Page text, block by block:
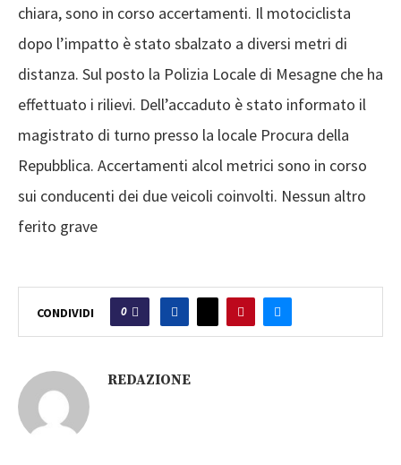
chiara, sono in corso accertamenti. Il motociclista
dopo l’impatto è stato sbalzato a diversi metri di
distanza. Sul posto la Polizia Locale di Mesagne che ha
effettuato i rilievi. Dell’accaduto è stato informato il
magistrato di turno presso la locale Procura della
Repubblica. Accertamenti alcol metrici sono in corso
sui conducenti dei due veicoli coinvolti. Nessun altro
ferito grave
CONDIVIDI 0
REDAZIONE